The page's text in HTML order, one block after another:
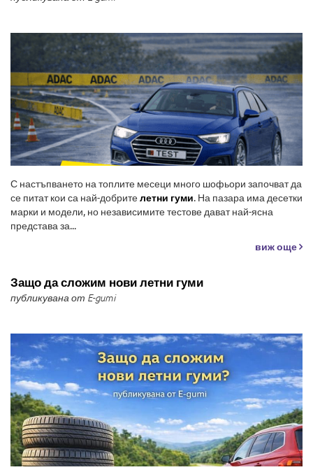
С настъпването на топлите месеци много шофьори започват да
се питат кои са най-добрителетни гуми. На пазара има десетки
марки и модели, но независимите тестове дават най-ясна
представа за...
виж още
Защо да сложим нови летни гуми
публикувана от E-gumi